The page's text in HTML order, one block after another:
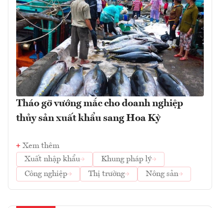
Tháo gỡ vướng mắc cho doanh nghiệp
thủy sản xuất khẩu sang Hoa Kỳ
Xem thêm
Xuất nhập khẩu
Khung pháp lý
Công nghiệp
Thị trường Nông sản